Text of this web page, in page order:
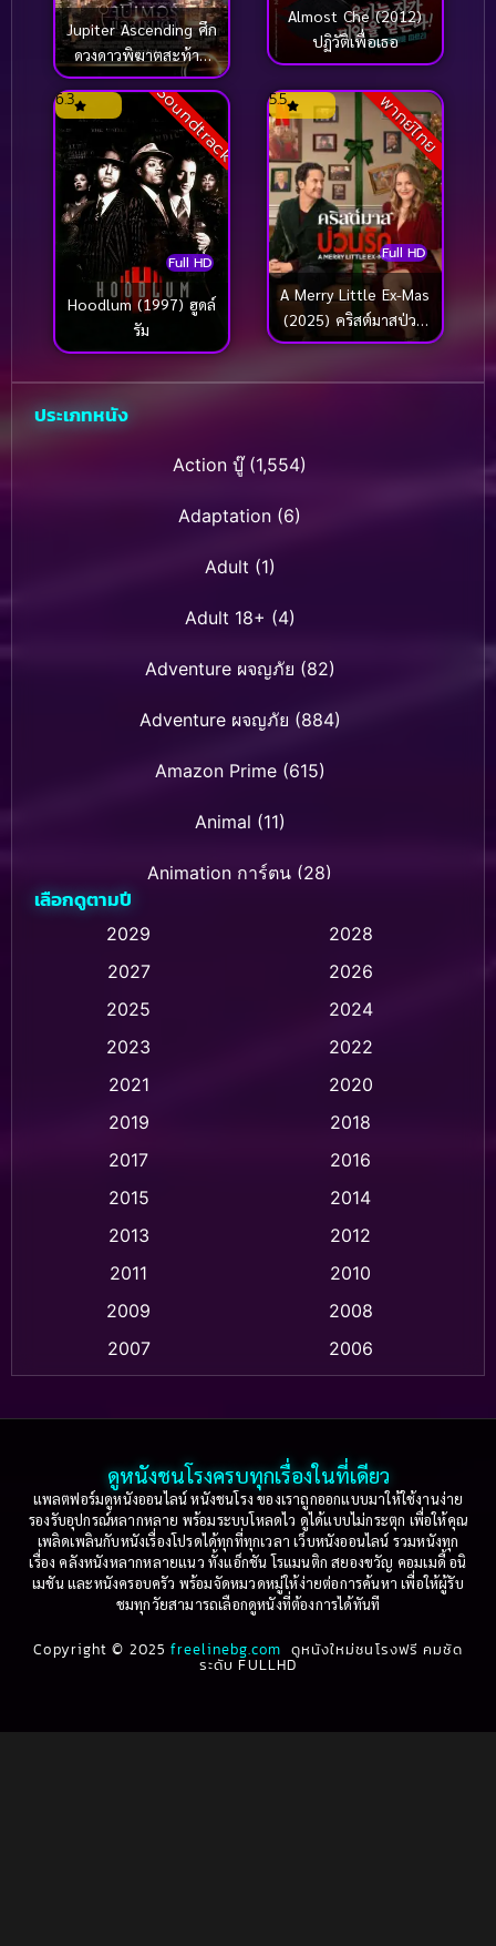
Jupiter Ascending ศึก
ดวงดาวพิฆาตสะท้าน
จักรวาล (2015)
Almost Che (2012)
ปฏิวัติเพื่อเธอ
Soundtrack
Full HD
6.3
Hoodlum (1997) ฮูดล์
รัม
พากย์ไทย
Full HD
5.5
A Merry Little Ex-Mas
(2025) คริสต์มาสป่วน
รัก
ประเภทหนัง
Action บู๊(1,554)
Adaptation (6)
Adult (1)
Adult 18+ (4)
Adventure ผจญภัย (82)
Adventure ผจญภัย (884)
Amazon Prime(615)
Animal (11)
Animation การ์ตูน (28)
Animation การ์ตูน (237)
Animation การ์ตูน (32)
Animation แอนิเมชัน (1)
Animation แอนิเมชั่น (1)
Based on a True Story เรื่องจริง(36)
Based on Novel(16)
Betrayal(1)
Biography(3)
Biography ชีวประวัติ (61)
เลือกดูตามปี
2029
2028
2027
2026
2025
2024
2023
2022
2021
2020
2019
2018
2017
2016
2015
2014
2013
2012
2011
2010
2009
2008
2007
2006
2003
2002
2001
2000
1999
1998
1997
1996
1995
1994
1993
1992
1991
1990
ดูหนังชนโรงครบทุกเรื่องในที่เดียว
แพลตฟอร์มดูหนังออนไลน์ หนังชนโรง ของเราถูกออกแบบมาให้ใช้งานง่าย
รองรับอุปกรณ์หลากหลาย พร้อมระบบโหลดไว ดูได้แบบไม่กระตุก เพื่อให้คุณ
เพลิดเพลินกับหนังเรื่องโปรดได้ทุกที่ทุกเวลา เว็บหนังออนไลน์ รวมหนังทุก
เรื่อง คลังหนังหลากหลายแนว ทั้งแอ็กชัน โรแมนติก สยองขวัญ คอมเมดี้ อนิ
เมชัน และหนังครอบครัว พร้อมจัดหมวดหมู่ให้ง่ายต่อการค้นหา เพื่อให้ผู้รับ
ชมทุกวัยสามารถเลือกดูหนังที่ต้องการได้ทันที
Copyright © 2025freelinebg.com ดูหนังใหม่ชนโรงฟรี คมชัด
ระดับ FULLHD